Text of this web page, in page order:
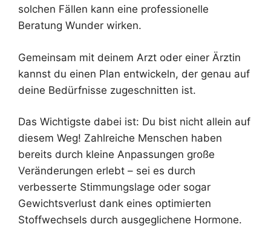
solchen Fällen kann eine professionelle
Beratung Wunder wirken.
Gemeinsam mit deinem Arzt oder einer Ärztin
kannst du einen Plan entwickeln, der genau auf
deine Bedürfnisse zugeschnitten ist.
Das Wichtigste dabei ist: Du bist nicht allein auf
diesem Weg! Zahlreiche Menschen haben
bereits durch kleine Anpassungen große
Veränderungen erlebt – sei es durch
verbesserte Stimmungslage oder sogar
Gewichtsverlust dank eines optimierten
Stoffwechsels durch ausgeglichene Hormone.